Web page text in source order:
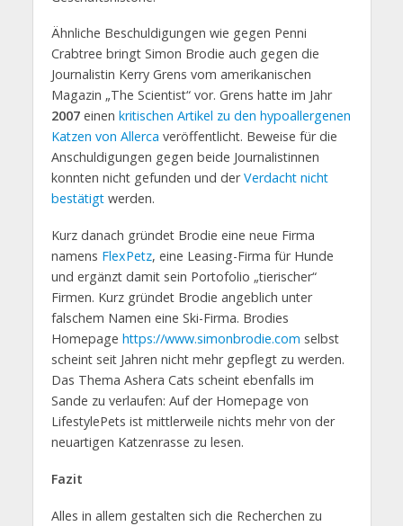
Ähnliche Beschuldigungen wie gegen Penni
Crabtree bringt Simon Brodie auch gegen die
Journalistin Kerry Grens vom amerikanischen
Magazin „The Scientist“ vor. Grens hatte im Jahr
2007 einen kritischen Artikel zu den hypoallergenen
Katzen von Allerca veröffentlicht. Beweise für die
Anschuldigungen gegen beide Journalistinnen
konnten nicht gefunden und derVerdacht nicht
bestätigtwerden.
Kurz danach gründet Brodie eine neue Firma
namens FlexPetz, eine Leasing-Firma für Hunde
und ergänzt damit sein Portofolio „tierischer“
Firmen. Kurz gründet Brodie angeblich unter
falschem Namen eine Ski-Firma. Brodies
Homepage https://www.simonbrodie.com selbst
scheint seit Jahren nicht mehr gepflegt zu werden.
Das Thema Ashera Cats scheint ebenfalls im
Sande zu verlaufen: Auf der Homepage von
LifestylePets ist mittlerweile nichts mehr von der
neuartigen Katzenrasse zu lesen.
Fazit
Alles in allem gestalten sich die Recherchen zu